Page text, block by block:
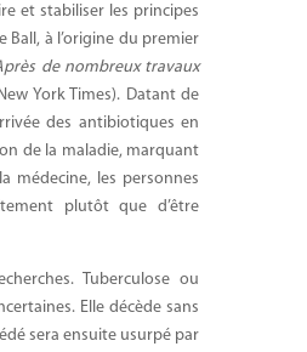
et stabiliser les principes
Ball, à l’origine du premier
de nombreux travaux
York Times). Datant de
des antibiotiques en
de la maladie, marquant
médecine, les personnes
plutôt que d’être
Tuberculose ou
Elle décède sans
sera ensuite usurpé par